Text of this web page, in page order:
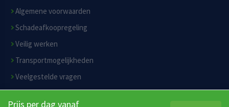
Prijs per dag vanaf
Algemene voorwaarden
Schadeafkoopregeling
Veilig werken
Transportmogelijkheden
Veelgestelde vragen
Privacyverklaring